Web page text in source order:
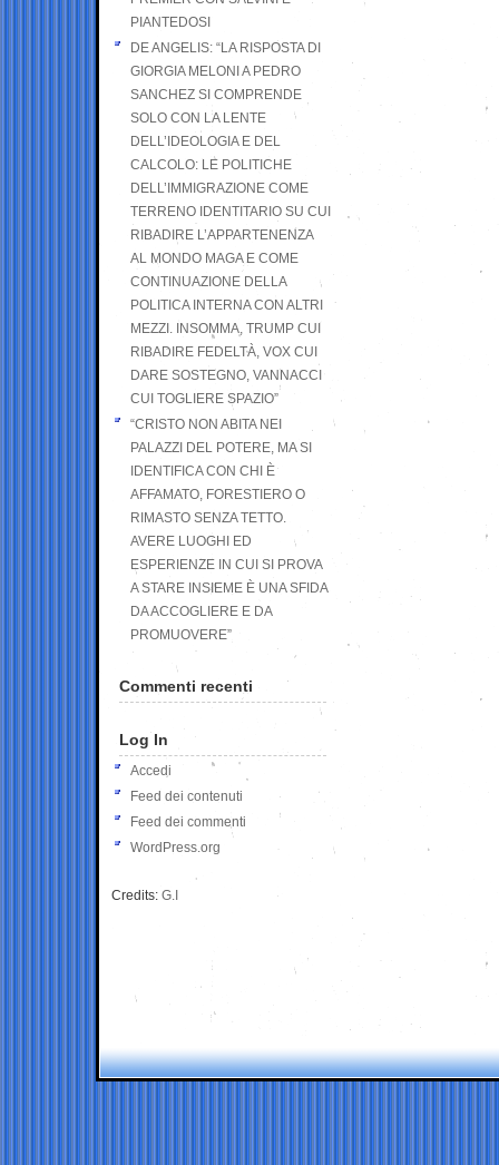
PIANTEDOSI
DE ANGELIS: “LA RISPOSTA DI
GIORGIA MELONI A PEDRO
SANCHEZ SI COMPRENDE
SOLO CON LA LENTE
DELL’IDEOLOGIA E DEL
CALCOLO: LE POLITICHE
DELL’IMMIGRAZIONE COME
TERRENO IDENTITARIO SU CUI
RIBADIRE L’APPARTENENZA
AL MONDO MAGA E COME
CONTINUAZIONE DELLA
POLITICA INTERNA CON ALTRI
MEZZI. INSOMMA, TRUMP CUI
RIBADIRE FEDELTÀ, VOX CUI
DARE SOSTEGNO, VANNACCI
CUI TOGLIERE SPAZIO”
“CRISTO NON ABITA NEI
PALAZZI DEL POTERE, MA SI
IDENTIFICA CON CHI È
AFFAMATO, FORESTIERO O
RIMASTO SENZA TETTO.
AVERE LUOGHI ED
ESPERIENZE IN CUI SI PROVA
A STARE INSIEME È UNA SFIDA
DA ACCOGLIERE E DA
PROMUOVERE”
Commenti recenti
Log In
Accedi
Feed dei contenuti
Feed dei commenti
WordPress.org
Credits: G.I